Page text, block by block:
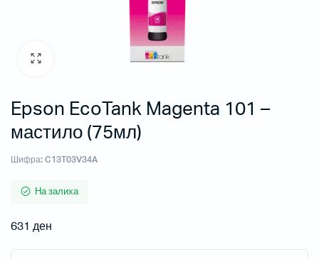
Epson EcoTank Magenta 101 –
мастило (75мл)
Шифра: C13T03V34A
На залиха
631 ден